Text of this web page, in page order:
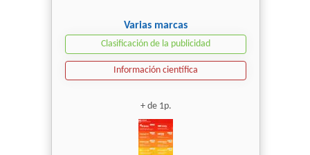
Varias marcas
Clasificación de la publicidad
Información científica
+ de 1p.